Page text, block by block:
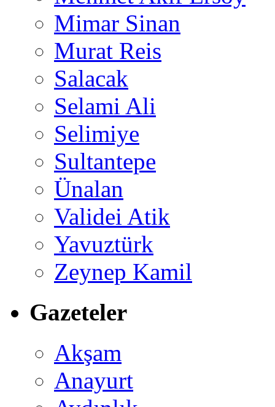
Mimar Sinan
Murat Reis
Salacak
Selami Ali
Selimiye
Sultantepe
Ünalan
Validei Atik
Yavuztürk
Zeynep Kamil
Gazeteler
Akşam
Anayurt